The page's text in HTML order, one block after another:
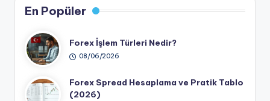
En Popüler
Forex İşlem Türleri Nedir?
08/06/2026
Forex Spread Hesaplama ve Pratik Tablo
(2026)